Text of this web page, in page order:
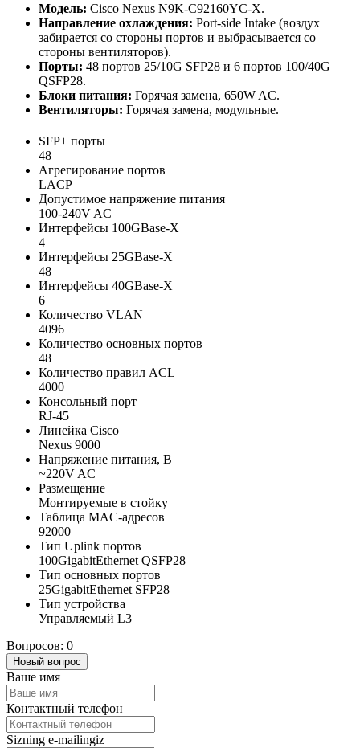
Модель: Cisco Nexus N9K-C92160YC-X.
Направление охлаждения: Port-side Intake (воздух
забирается со стороны портов и выбрасывается со
стороны вентиляторов).
Порты: 48 портов 25/10G SFP28 и 6 портов 100/40G
QSFP28.
Блоки питания: Горячая замена, 650W AC.
Вентиляторы: Горячая замена, модульные.
SFP+ порты
48
Агрегирование портов
LACP
Допустимое напряжение питания
100-240V AC
Интерфейсы 100GBase-X
4
Интерфейсы 25GBase-X
48
Интерфейсы 40GBase-X
6
Количество VLAN
4096
Количество основных портов
48
Количество правил ACL
4000
Консольный порт
RJ-45
Линейка Cisco
Nexus 9000
Напряжение питания, В
~220V AC
Размещение
Монтируемые в стойку
Таблица MAC-адресов
92000
Тип Uplink портов
100GigabitEthernet QSFP28
Тип основных портов
25GigabitEthernet SFP28
Тип устройства
Управляемый L3
Вопросов: 0
Новый вопрос
Ваше имя
Контактный телефон
Sizning e-mailingiz